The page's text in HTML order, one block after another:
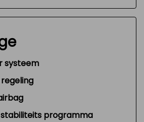
systeem
programma